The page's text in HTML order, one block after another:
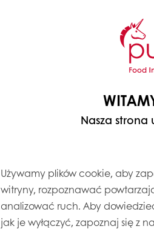
Nasza
Używamy plików cookie, aby
witryny, rozpoznawać
analizować ruch. Aby
jak je wyłączyć, zapoznaj się z